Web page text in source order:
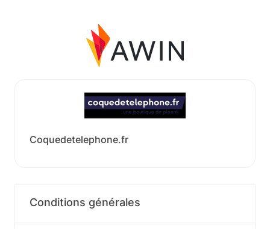
Coquedetelephone.fr
Conditions générales